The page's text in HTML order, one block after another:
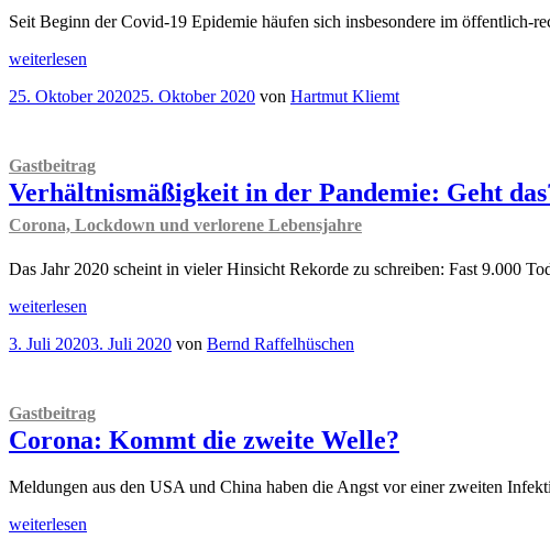
Corona-
Krise?“
Seit Beginn der Covid-19 Epidemie häufen sich insbesondere im öffentlich-
„Onkel
spricht
19“
weiterlesen
Veröffentlicht
25. Oktober 202025. Oktober 2020 von Hartmut Kliemt
Gastbeitrag
Verhältnismäßigkeit in der Pandemie: Geht
Corona, Lockdown und verlorene Lebensjahre
Das Jahr 2020 scheint in vieler Hinsicht Rekorde zu schreiben: Fast 9.000
„Gastbeitrag
in
Geht
das?
Corona,
und
Lebensjahre
weiterlesen
Veröffentlicht
3. Juli 20203. Juli 2020 von Bernd Raffelhüschen
Gastbeitrag
Corona: Kommt die zweite Welle?
Meldungen aus den USA und China haben die Angst vor einer zweiten
„Gastbeitrag
weiterlesen